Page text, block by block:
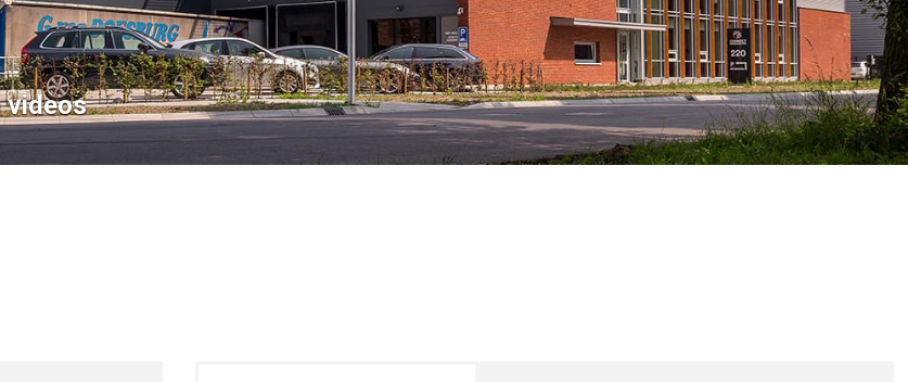
videos